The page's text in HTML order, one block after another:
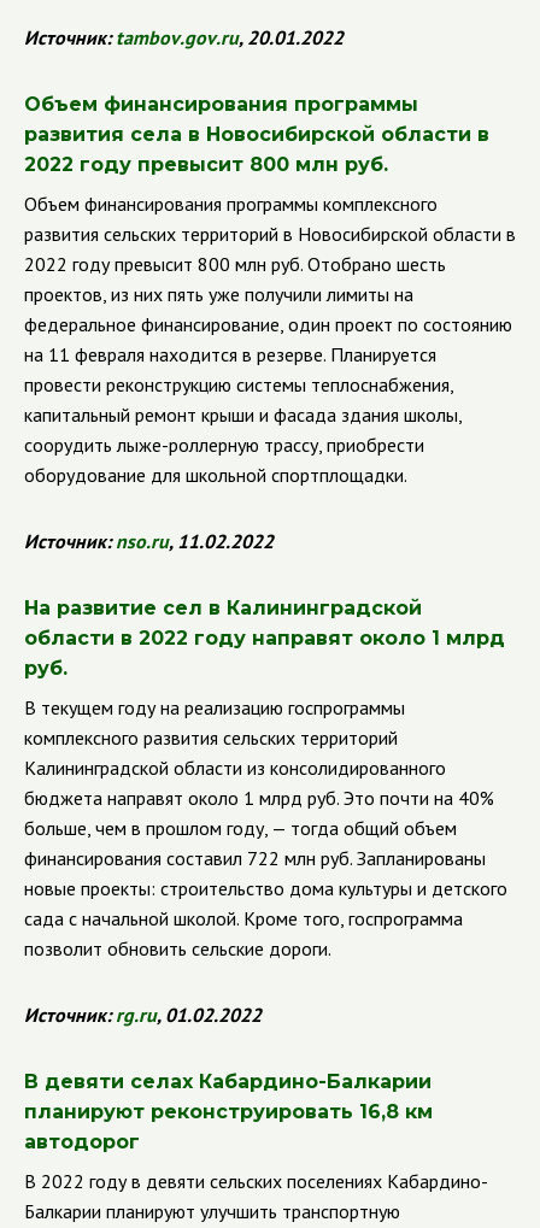
Источник:tambov.gov.ru, 20.01.2022
Объем финансирования программы
развития села в Новосибирской области в
2022 году превысит 800 млн руб.
Объем финансирования программы комплексного
развития сельских территорий в Новосибирской области в
2022 году превысит 800 млн руб. Отобрано шесть
проектов, из них пять уже получили лимиты на
федеральное финансирование, один проект по состоянию
на 11 февраля находится в резерве. Планируется
провести реконструкцию системы теплоснабжения,
капитальный ремонт крыши и фасада здания школы,
соорудить лыже-роллерную трассу, приобрести
оборудование для школьной спортплощадки.
Источник:nso.ru, 11.02.2022
На развитие сел в Калининградской
области в 2022 году направят около 1 млрд
руб.
В текущем году на реализацию госпрограммы
комплексного развития сельских территорий
Калининградской области из консолидированного
бюджета направят около 1 млрд руб. Это почти на 40%
больше, чем в прошлом году, — тогда общий объем
финансирования составил 722 млн руб. Запланированы
новые проекты: строительство дома культуры и детского
сада с начальной школой. Кроме того, госпрограмма
позволит обновить сельские дороги.
Источник:rg.ru, 01.02.2022
В девяти селах Кабардино-Балкарии
планируют реконструировать 16,8 км
автодорог
В 2022 году в девяти сельских поселениях Кабардино-
Балкарии планируют улучшить транспортную